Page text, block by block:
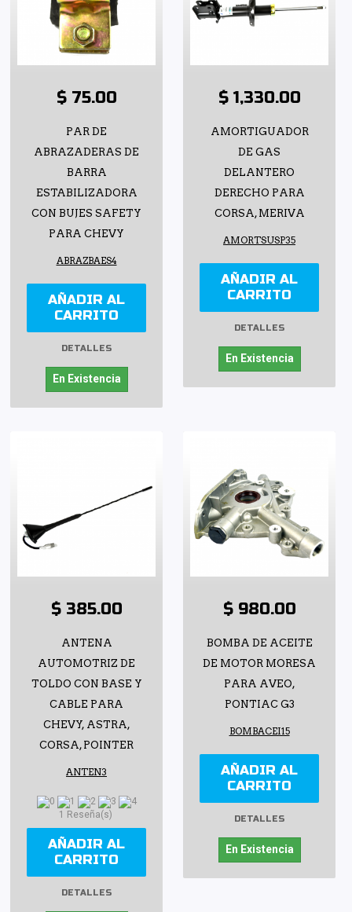
$ 75.00
PAR DE
ABRAZADERAS DE
BARRA
ESTABILIZADORA
CON BUJES SAFETY
PARA CHEVY
ABRAZBAES4
AÑADIR AL
CARRITO
DETALLES
En Existencia
$ 1,330.00
AMORTIGUADOR
DE GAS
DELANTERO
DERECHO PARA
CORSA, MERIVA
AMORTSUSP35
AÑADIR AL
CARRITO
DETALLES
En Existencia
$ 385.00
ANTENA
AUTOMOTRIZ DE
TOLDO CON BASE Y
CABLE PARA
CHEVY, ASTRA,
CORSA, POINTER
ANTEN3
1 Reseña(s)
AÑADIR AL
CARRITO
DETALLES
$ 980.00
BOMBA DE ACEITE
DE MOTOR MORESA
PARA AVEO,
PONTIAC G3
BOMBACEI15
AÑADIR AL
CARRITO
DETALLES
En Existencia